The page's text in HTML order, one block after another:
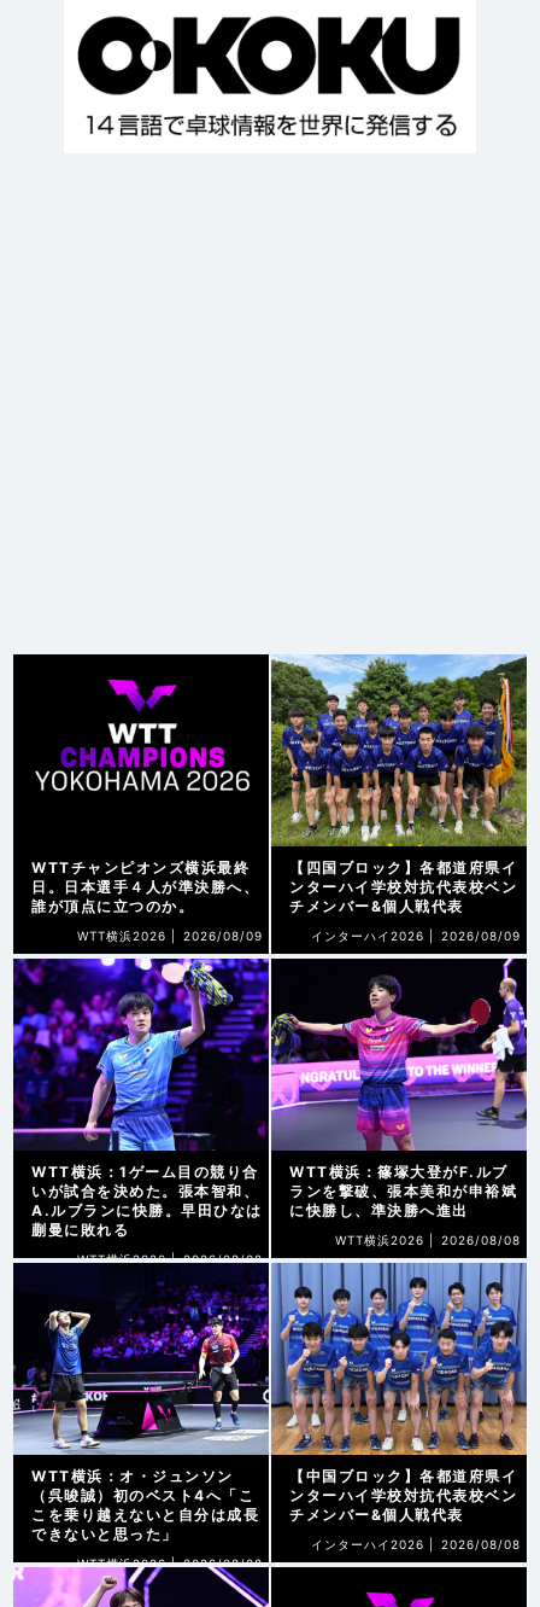
WTTチャンピオンズ横浜最終
日。日本選手４人が準決勝へ、
誰が頂点に立つのか。
WTT横浜2026 | 2026/08/09
【四国ブロック】各都道府県イ
ンターハイ学校対抗代表校ベン
チメンバー&個人戦代表
インターハイ2026 | 2026/08/09
WTT横浜：1ゲーム目の競り合
いが試合を決めた。張本智和、
A.ルブランに快勝。早田ひなは
蒯曼に敗れる
WTT横浜2026 | 2026/08/08
WTT横浜：篠塚大登がF.ルブ
ランを撃破、張本美和が申裕斌
に快勝し、準決勝へ進出
WTT横浜2026 | 2026/08/08
WTT横浜：オ・ジュンソン
（呉晙誠）初のベスト4へ「こ
こを乗り越えないと自分は成長
できないと思った」
WTT横浜2026 | 2026/08/08
【中国ブロック】各都道府県イ
ンターハイ学校対抗代表校ベン
チメンバー&個人戦代表
インターハイ2026 | 2026/08/08